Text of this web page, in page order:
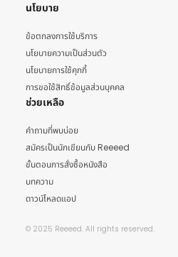
นโยบาย
ข้อตกลงการใช้บริการ
นโยบายความเป็นส่วนตัว
นโยบายการใช้คุกกี้
การขอใช้สิทธิ์ข้อมูลส่วนบุคคล
ช่วยเหลือ
คำถามที่พบบ่อย
สมัครเป็นนักเขียนกับ Reeeed
ขั้นตอนการสั่งซื้อหนังสือ
บทความ
ดาวน์โหลดแอป
© 2025 Reeeed. All rights reserved.